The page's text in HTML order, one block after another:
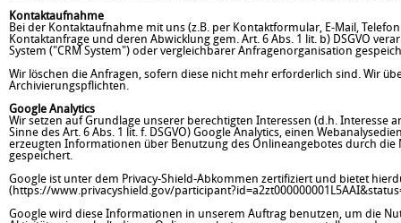
Kontaktaufnahme
Bei der Kontaktaufnahme mit uns (z.B. per Kontaktformular, E-Mail,
Kontaktanfrage und deren Abwicklung gem. Art. 6 Abs. 1 lit. b) DSGVO
System ("CRM System") oder vergleichbarer Anfragenorganisation
Wir löschen die Anfragen, sofern diese nicht mehr erforderlich sind. Wir
Archivierungspflichten.
Google Analytics
Wir setzen auf Grundlage unserer berechtigten Interessen (d.h.
Sinne des Art. 6 Abs. 1 lit. f. DSGVO) Google Analytics, einen
erzeugten Informationen über Benutzung des Onlineangebotes durch
gespeichert.
Google ist unter dem Privacy-Shield-Abkommen zertifiziert und bietet
( https://www.privacyshield.gov/
Google wird diese Informationen in unserem Auftrag benutzen, um die